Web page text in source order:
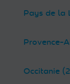
Pays de la
Provence-
Occitanie